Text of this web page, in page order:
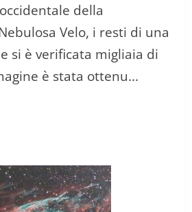
della
Velo, i resti di una
si è verificata migliaia di
è stata ottenu...